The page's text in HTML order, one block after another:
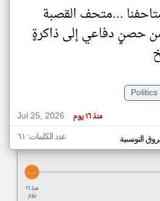
...متحف القصبة
حصنٍ دفاعي إلى ذاكرةٍ
Politics
Jul 25, 2026
منذ ١٦ يوم
التونسية عدد الكلمات: ٦١
منذ ١٦
يوم